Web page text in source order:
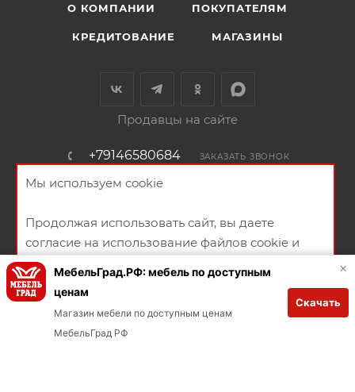
О КОМПАНИИ ПОКУПАТЕЛЯМ
КРЕДИТОВАНИЕ МАГАЗИНЫ
Продавцы на сайте
+79146580684 ЗАКАЗАТЬ ЗВОНОК
ул. Пролетарская ,105
ПОЛИТИКА КОНФИДЕНЦИАЛЬНОСТИ ПУБЛИЧНАЯ ОФЕРТА
СОГЛАСИЕ НА ПОЛУЧЕНИЕ РЕКЛАМНО-ИНФОРМАЦИОННЫХ
Заказывай через мобильное приложение
Мы используем cookie
Продолжая использовать сайт, вы даете
согласие на использование файлов cookie и
политикой конфиденциальности
ХОРОШО
×
МебельГрад.РФ: мебель по доступным
ценам
Магазин мебели по доступным ценам
МебельГрад РФ
Скачать